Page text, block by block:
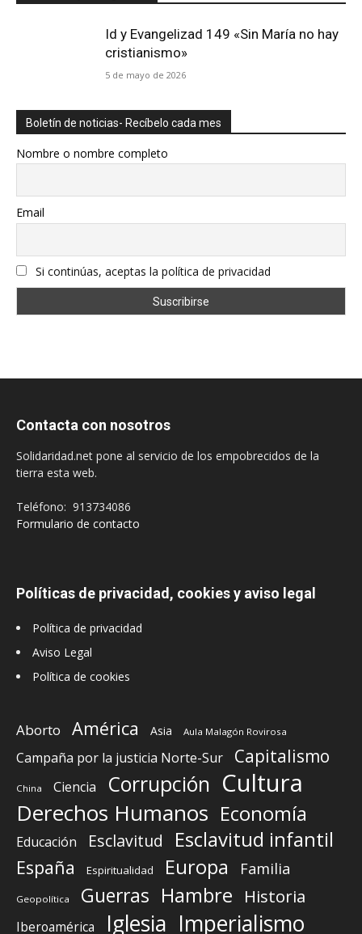
Id y Evangelizad 149 «Sin María no hay
cristianismo»
5 de mayo de 2026
Boletín de noticias- Recíbelo cada mes
Nombre o nombre completo
Email
Si continúas, aceptas la política de privacidad
Contacta con nosotros
Solidaridad.net pone al servicio de los empobrecidos de la
tierra esta web.
Teléfono: 913734086
Formulario de contacto
Políticas de privacidad, cookies y aviso legal
Política de privacidad
Aviso Legal
Política de cookies
Aborto América Asia Aula Malagón Rovirosa
Campaña por la justicia Norte-Sur Capitalismo
China Ciencia Corrupción Cultura
Derechos Humanos Economía
Educación Esclavitud Esclavitud infantil
España Espiritualidad Europa Familia
Geopolítica Guerras Hambre Historia
Iberoamérica Iglesia Imperialismo